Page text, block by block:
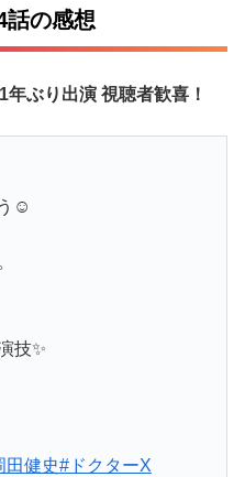
話の感想
ぶり出演 視聴者歓喜！
☺
技✨
田健史#ドクターX